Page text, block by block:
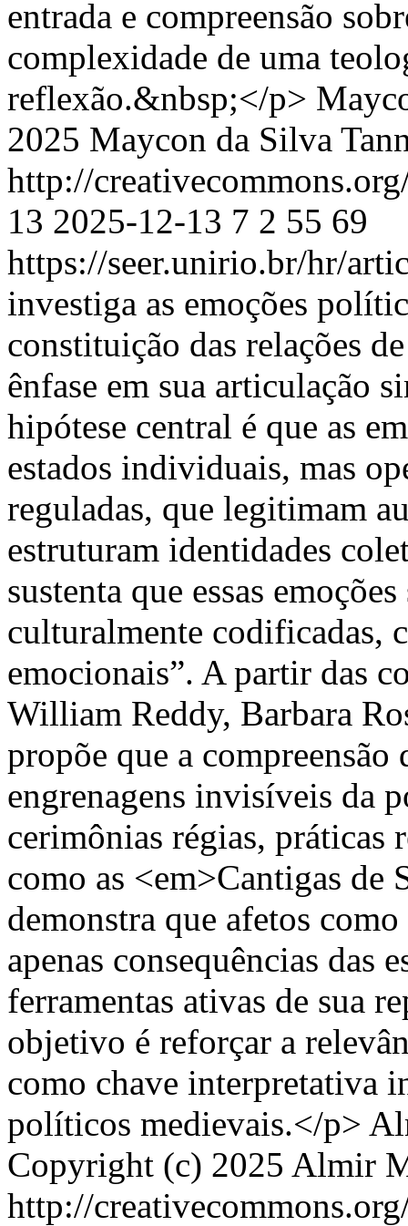
entrada e compreensão
complexidade de uma
reflexão.&nbsp;</p>
2025 Maycon da Silva
http://
13 2025-12-13 7 2 55 69
https://seer.unirio.br/hr/
investiga as emoções
constituição das relações
ênfase em sua articulação
hipótese central é que as
estados individuais, mas
reguladas, que legitimam
estruturam identidades
sustenta que essas
culturalmente codificadas,
emocionais”. A partir das
William Reddy, Barbara
propõe que a compreensão
engrenagens invisíveis da
cerimônias régias, práticas
como as <em>Cantigas de
demonstra que afetos
apenas consequências das
ferramentas ativas de sua
objetivo é reforçar a
como chave interpretativa
políticos medievais.</p>
Copyright (c) 2025 Almir
http://